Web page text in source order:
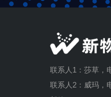
联系人1：莎草，
联系人2：威玛，